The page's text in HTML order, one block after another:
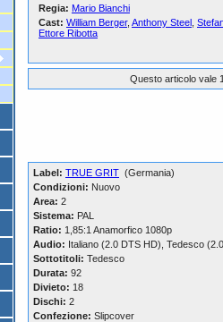
Regia: Mario Bianchi
Cast: William Berger, Anthony Steel
Ettore Ribotta
Questo articolo vale
Label: TRUE GRIT (Germania)
Condizioni: Nuovo
Area: 2
Sistema: PAL
Ratio: 1,85:1 Anamorfico 1080p
Audio: Italiano (2.0 DTS HD), Tedesco
Sottotitoli: Tedesco
Durata: 92
Divieto: 18
Dischi: 2
Confezione: Slipcover